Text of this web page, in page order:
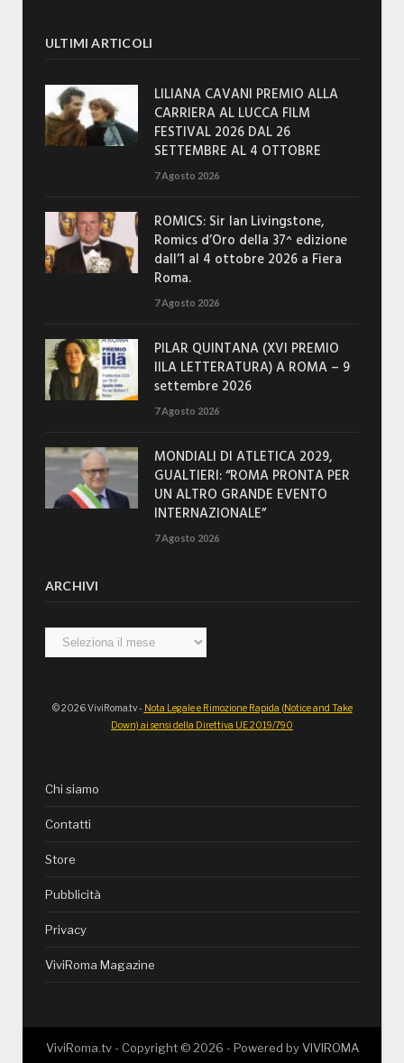
ULTIMI ARTICOLI
LILIANA CAVANI PREMIO ALLA
CARRIERA AL LUCCA FILM
FESTIVAL 2026 DAL 26
SETTEMBRE AL 4 OTTOBRE
7 Agosto 2026
ROMICS: Sir Ian Livingstone,
Romics d’Oro della 37^ edizione
dall’1 al 4 ottobre 2026 a Fiera
Roma.
7 Agosto 2026
PILAR QUINTANA (XVI PREMIO
IILA LETTERATURA) A ROMA – 9
settembre 2026
7 Agosto 2026
MONDIALI DI ATLETICA 2029,
GUALTIERI: “ROMA PRONTA PER
UN ALTRO GRANDE EVENTO
INTERNAZIONALE”
7 Agosto 2026
ARCHIVI
Archivi
© 2026 ViviRoma.tv - Nota Legale e Rimozione Rapida (Notice and Take
Down) ai sensi della Direttiva UE 2019/790
Chi siamo
Contatti
Store
Pubblicità
Privacy
ViviRoma Magazine
ViviRoma.tv - Copyright © 2026 - Powered byVIVIROMA